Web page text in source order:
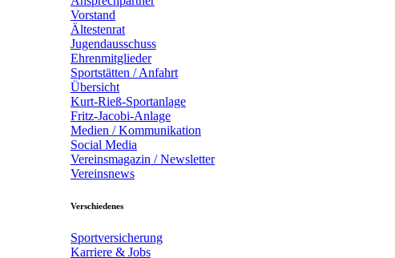
Vorstand
Ältestenrat
Jugendausschuss
Ehrenmitglieder
Sportstätten / Anfahrt
Übersicht
Kurt-Rieß-Sportanlage
Fritz-Jacobi-Anlage
Medien / Kommunikation
Social Media
Vereinsmagazin / Newsletter
Vereinsnews
Verschiedenes
Sportversicherung
Karriere & Jobs